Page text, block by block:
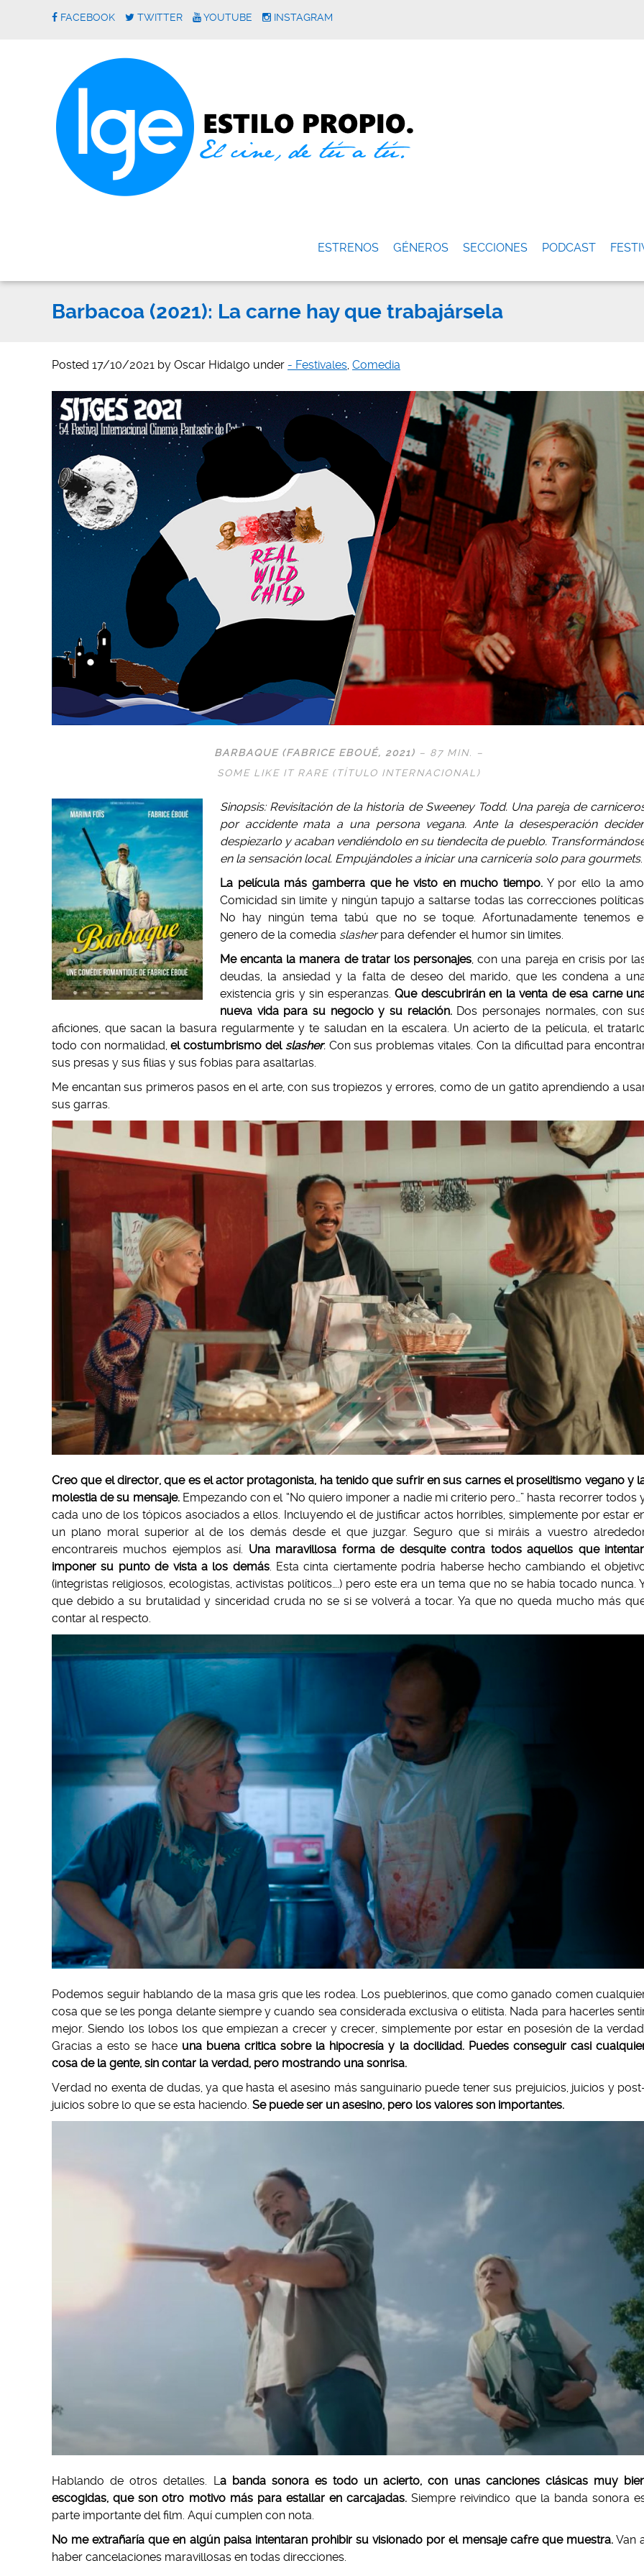
FACEBOOK TWITTER YOUTUBE INSTAGRAM
ESTRENOS GÉNEROS SECCIONES PODCAST
Barbacoa (2021): La carne hay que trabajársela
Posted 17/10/2021 by Oscar Hidalgo under - Festivales, Comedia
BARBAQUE (FABRICE EBOUÉ, 2021) – 87 MIN. –
SOME LIKE IT RARE (TÍTULO INTERNACIONAL)
Sinopsis: Revisitación de la historia de Sweeney Todd. Una pareja de
por accidente mata a una persona vegana. Ante la desesperación
despiezarlo y acaban vendiéndolo en su tiendecita de pueblo.
en la sensación local. Empujándoles a iniciar una carnicería solo para gourmets.
La película más gamberra que he visto en mucho tiempo.Y por ello la
Comicidad sin limite y ningún tapujo a saltarse todas las correcciones
No hay ningún tema tabú que no se toque. Afortunadamente tenemos
genero de la comedia slasherpara defender el humor sin limites.
Me encanta la manera de tratar los personajes, con una pareja en crisis por
deudas, la ansiedad y la falta de deseo del marido, que les condena a
existencia gris y sin esperanzas.Que descubrirán en la venta de esa carne
nueva vida para su negocio y su relación.Dos personajes normales, con
aficiones, que sacan la basura regularmente y te saludan en la escalera. Un acierto de la película, el
todo con normalidad,el costumbrismo del slasher.Con sus problemas vitales. Con la dificultad para
sus presas y sus filias y sus fobias para asaltarlas.
Me encantan sus primeros pasos en el arte, con sus tropiezos y errores, como de un gatito aprendiendo a
sus garras.
Creo que el director, que es el actor protagonista, ha tenido que sufrir en sus carnes el proselitismo vegano y
molestia de su mensaje.Empezando con el “No quiero imponer a nadie mi criterio pero…” hasta recorrer todos
cada uno de los tópicos asociados a ellos. Incluyendo el de justificar actos horribles, simplemente por estar
un plano moral superior al de los demás desde el que juzgar. Seguro que si miráis a vuestro
encontrareis muchos ejemplos así. Una maravillosa forma de desquite contra todos aquellos que
imponer su punto de vista a los demás. Esta cinta ciertamente podría haberse hecho cambiando el
(integristas religiosos, ecologistas, activistas políticos….) pero este era un tema que no se había tocado nunca.
que debido a su brutalidad y sinceridad cruda no se si se volverá a tocar. Ya que no queda mucho más
contar al respecto.
Podemos seguir hablando de la masa gris que les rodea. Los pueblerinos, que como ganado comen
cosa que se les ponga delante siempre y cuando sea considerada exclusiva o elitista. Nada para hacerles
mejor. Siendo los lobos los que empiezan a crecer y crecer, simplemente por estar en posesión de la
Gracias a esto se hace una buena critica sobre la hipocresía y la docilidad. Puedes conseguir casi
cosa de la gente, sin contar la verdad, pero mostrando una sonrisa.
Verdad no exenta de dudas, ya que hasta el asesino más sanguinario puede tener sus prejuicios, juicios y
juicios sobre lo que se esta haciendo. Se puede ser un asesino, pero los valores son importantes.
Hablando de otros detalles. La banda sonora es todo un acierto, con unas canciones clásicasmuy
escogidas, que son otro motivo más para estallar en carcajadas. Siempre reivindico que la banda sonora
parte importante del film. Aquí cumplen con nota.
No me extrañaría que en algún paisa intentaran prohibir su visionado por el mensaje cafre que muestra.Van
haber cancelaciones maravillosas en todas direcciones.